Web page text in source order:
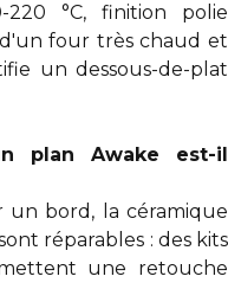
°C, finition polie
four très chaud et
un dessous-de-plat
plan Awake est-il
un bord, la céramique
réparables : des kits
une retouche